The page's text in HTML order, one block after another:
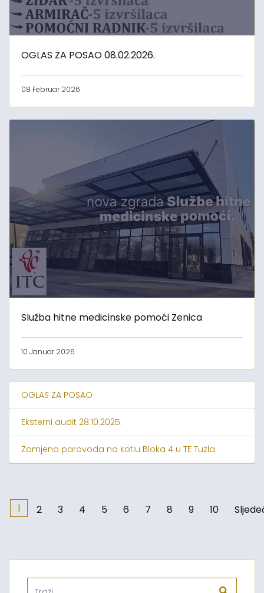
OGLAS ZA POSAO 08.02.2026.
08 Februar 2026
Služba hitne medicinske pomoći Zenica
10 Januar 2026
OGLAS ZA POSAO
Eksterni audit 28.10.2025.
Zamjena parovoda na kotlu Bloka 4 u TE Tuzla
1 2 3 4 5 6 7 8 9 10